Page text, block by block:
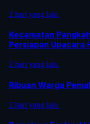
2 hari yang lalu
Kecamatan
Persiapan Upacara
2 hari yang lalu
Ribuan Warga
2 hari yang lalu